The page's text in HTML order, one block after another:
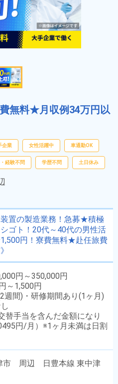
無料★月収例34万円以
企業 女性活躍中 車通勤OK
経験不問 学歴不問 土日休み
装置の製造業務！急募★積極
ゴト！20代～40代の男性活
円！寮費無料★赴任旅費
円～350,000円
～1,500円
週間)・研修期間あり(1ヶ月)
替手当を含んだ金額になり
円/月）※1ヶ月未満は日割
市 周辺 日豊本線 東中津